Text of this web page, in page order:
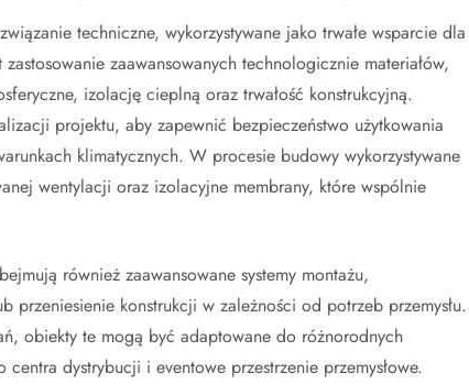
techniczne, wykorzystywane jako trwałe wsparcie dla
zaawansowanych technologicznie materiałów,
izolację cieplną oraz trwałość konstrukcyjną.
projektu, aby zapewnić bezpieczeństwo użytkowania
klimatycznych. W procesie budowy wykorzystywane
wentylacji oraz izolacyjne membrany, które wspólnie
również zaawansowane systemy montażu,
przeniesienie konstrukcji w zależności od potrzeb przemysłu.
obiekty te mogą być adaptowane do różnorodnych
dystrybucji i eventowe przestrzenie przemysłowe.